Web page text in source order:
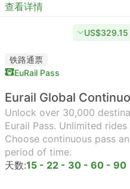
查看详情
US$329.15
铁路通票
EuRail Pass
Eurail Global
Unlock over 30,000
Eurail Pass. Unlimited
Choose continuous pass
period of time.
天数:15 - 22 - 30 - 60 - 90